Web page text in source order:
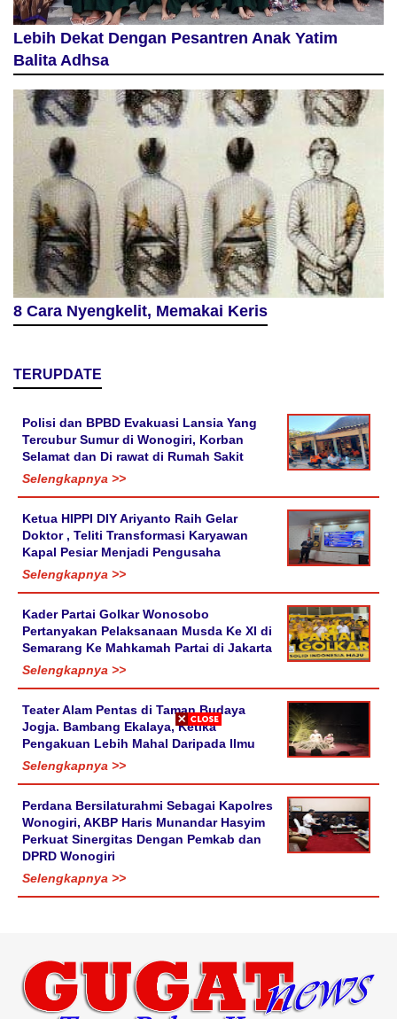
Lebih Dekat Dengan Pesantren Anak Yatim
Balita Adhsa
8 Cara Nyengkelit, Memakai Keris
TERUPDATE
Polisi dan BPBD Evakuasi Lansia Yang
Tercubur Sumur di Wonogiri, Korban
Selamat dan Di rawat di Rumah Sakit
Selengkapnya >>
Ketua HIPPI DIY Ariyanto Raih Gelar
Doktor , Teliti Transformasi Karyawan
Kapal Pesiar Menjadi Pengusaha
Selengkapnya >>
Kader Partai Golkar Wonosobo
Pertanyakan Pelaksanaan Musda Ke XI di
Semarang Ke Mahkamah Partai di Jakarta
Selengkapnya >>
Teater Alam Pentas di Taman Budaya
Jogja. Bambang Ekalaya, Ketika
Pengakuan Lebih Mahal Daripada Ilmu
Selengkapnya >>
Perdana Bersilaturahmi Sebagai Kapolres
Wonogiri, AKBP Haris Munandar Hasyim
Perkuat Sinergitas Dengan Pemkab dan
DPRD Wonogiri
Selengkapnya >>